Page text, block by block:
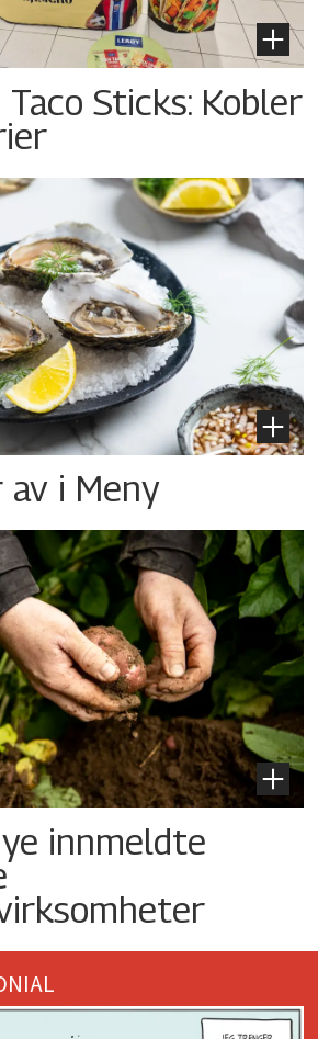
Sticks: Kobler
i Meny
innmeldte